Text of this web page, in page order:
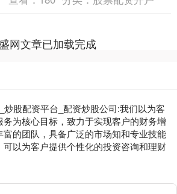
1920年，....
网文章已加载完成
炒股配资平台_配资炒股公司:我们以为客
务为核心目标，致力于实现客户的财务增
的团队，具备广泛的市场知和专业技能
以为客户提供个性化的投资咨询和理财